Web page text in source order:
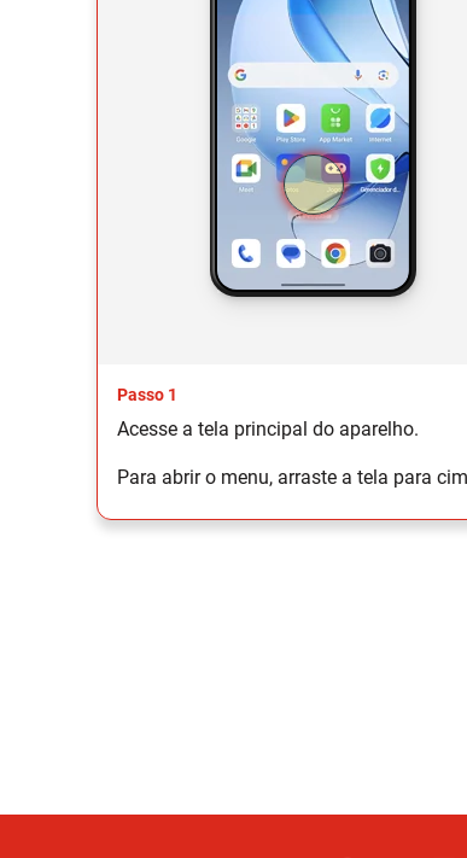
Passo 1
Acesse a tela principal do aparelho.
Para abrir o menu, arraste a tela para